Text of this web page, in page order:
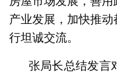
产业发展，加快推
行坦诚交流。
张局长总结发言